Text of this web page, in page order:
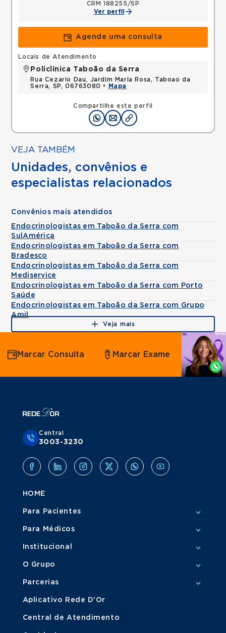
CRM 188255/SP
Ver perfil
Agende uma consulta
Compartilhe este perfil
Locais de Atendimento
Policlínica Taboão da Serra
Rua Cezario Dau, Jardim Maria Rosa, Taboao da
Serra, SP, 06763080 •
Mapa
VEJA TAMBÉM
Unidades, convênios e
especialistas relacionados
Convênios mais atendidos
Endocrinologistas em Taboão da Serra com
SulAmérica
Endocrinologistas em Taboão da Serra com
Bradesco
Endocrinologistas em Taboão da Serra com
Mediservice
Endocrinologistas em Taboão da Serra com Porto
Saúde
Endocrinologistas em Taboão da Serra com Grupo
Amil
Veja mais
Agende
por
Whatsapp
Marcar Consulta Marcar Exame
Central
3003-3230
HOME
Para Pacientes
Para Médicos
Institucional
O Grupo
Parcerias
Aplicativo Rede D'Or
Central de Atendimento